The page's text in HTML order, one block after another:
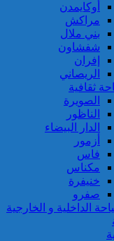
أوكايمدن
مراكش
بني ملال
شفشاون
إفران
الريصاني
ثقافية
الصويرة
الناظور
الدار البيضاء
أزمور
فاس
مكناس
خنيفرة
صفرو
الداخلية و الخارجية